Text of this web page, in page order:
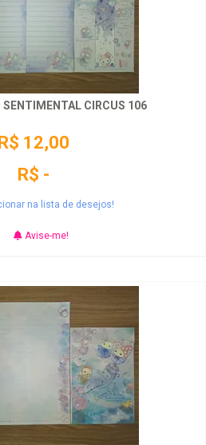
SENTIMENTAL CIRCUS 106
12,00
R$ -
na lista de desejos!
Avise-me!